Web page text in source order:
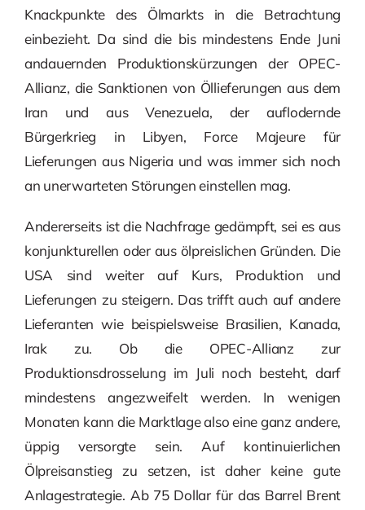
Knackpunkte des Ölmarkts in die Betrachtung
einbezieht. Da sind die bis mindestens Ende Juni
andauernden Produktionskürzungen der OPEC-
Allianz, die Sanktionen von Öllieferungen aus dem
Iran und aus Venezuela, der auflodernde
Bürgerkrieg in Libyen, Force Majeure für
Lieferungen aus Nigeria und was immer sich noch
an unerwarteten Störungen einstellen mag.
Andererseits ist die Nachfrage gedämpft, sei es aus
konjunkturellen oder aus ölpreislichen Gründen. Die
USA sind weiter auf Kurs, Produktion und
Lieferungen zu steigern. Das trifft auch auf andere
Lieferanten wie beispielsweise Brasilien, Kanada,
Irak zu. Ob die OPEC-Allianz zur
Produktionsdrosselung im Juli noch besteht, darf
mindestens angezweifelt werden. In wenigen
Monaten kann die Marktlage also eine ganz andere,
üppig versorgte sein. Auf kontinuierlichen
Ölpreisanstieg zu setzen, ist daher keine gute
Anlagestrategie. Ab 75 Dollar für das Barrel Brent